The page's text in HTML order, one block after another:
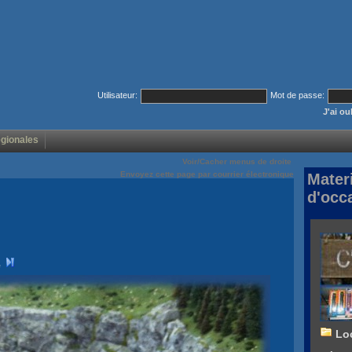
Utilisateur:
Mot de passe:
J'ai
Voir/Cacher menus de droite
Envoyez cette page par courrier électronique